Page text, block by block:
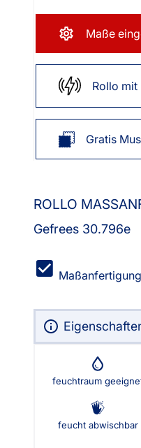
ROLLO
Gefrees 30.796e
Maßanfertigung
feuchtraum
feucht abwischbar
Maße
Rollo
Gratis